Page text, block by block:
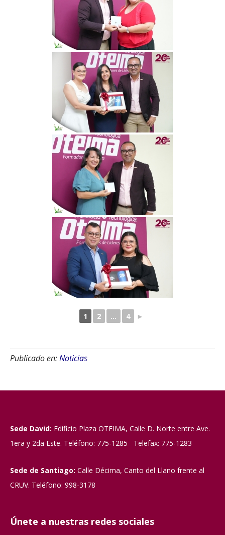
1 2 ... 4 ►
Publicado en:Noticias
Sede David: Edificio Plaza OTEIMA, Calle D. Norte entre Ave.
1era y 2da Este. Teléfono: 775-1285 Telefax: 775-1283
Sede de Santiago: Calle Décima, Canto del Llano frente al
CRUV. Teléfono: 998-3178
Únete a nuestras redes sociales